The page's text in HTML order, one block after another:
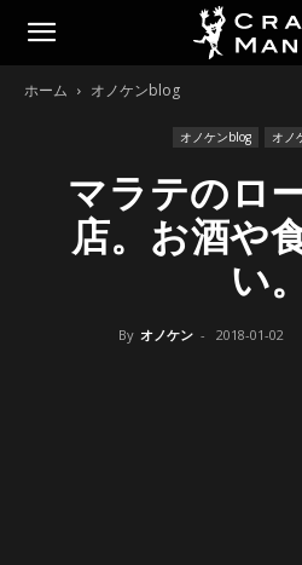
ホーム オノケンblog
オノケンblog オノ
マラテのロ
店。お酒や
い。
By オノケン - 2018-01-02